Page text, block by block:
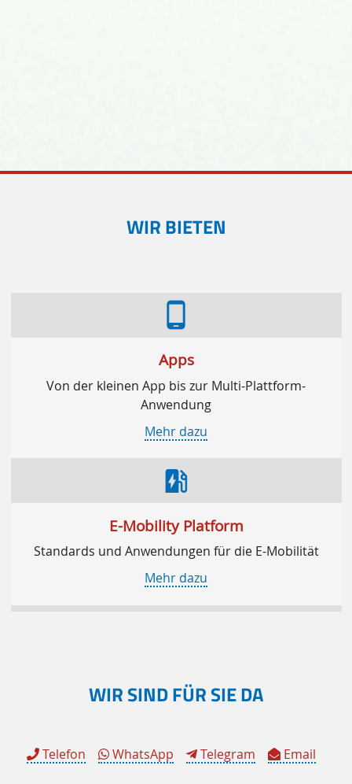
WIR BIETEN
phone_android
Apps
Von der kleinen App bis zur Multi-Plattform-
Anwendung
Mehr dazu
ev_station
E-Mobility Platform
Standards und Anwendungen für die E-Mobilität
Mehr dazu
WIR SIND FÜR SIE DA
Telefon WhatsApp Telegram Email